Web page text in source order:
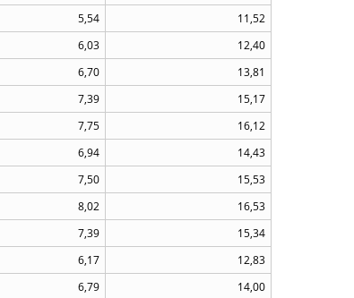
5,54
11,52
6,03
12,40
6,70
13,81
7,39
15,17
7,75
16,12
6,94
14,43
7,50
15,53
8,02
16,53
7,39
15,34
6,17
12,83
6,79
14,00